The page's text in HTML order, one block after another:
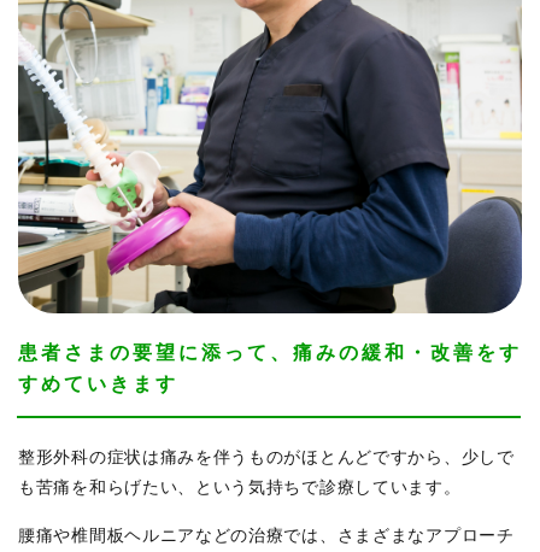
患者さまの要望に添って、痛みの緩和・改善をす
すめていきます
整形外科の症状は痛みを伴うものがほとんどですから、少しで
も苦痛を和らげたい、という気持ちで診療しています。
腰痛や椎間板ヘルニアなどの治療では、さまざまなアプローチ